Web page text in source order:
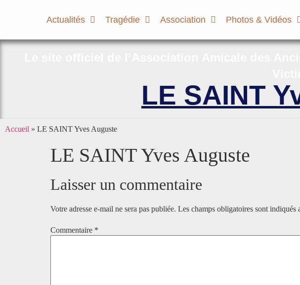
Actualités Tragédie Association Photos & Vidéos
LE SAINT
Accueil » LE SAINT Yves Auguste
LE SAINT Yves Auguste
Laisser un commentaire
Votre adresse e-mail ne sera pas publiée. Les champs obligatoires sont indiqués
Commentaire *